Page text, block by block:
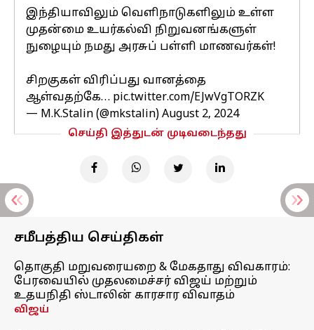
இந்தியாவிலும் வெளிநாடுகளிலும் உள்ள
முதன்மை உயர்கல்வி நிறுவனங்களுள்
நுழையும் நமது அரசுப் பள்ளி மாணவர்கள்!
சிறகுகள் விரிப்பது வானத்தை
ஆள்வதற்கே… pic.twitter.com/EJwVgTORZK
— M.K.Stalin (@mkstalin) August 2, 2024
செய்தி இத்துடன் முடிவடைந்தது
சமீபத்திய செய்திகள்
தொகுதி மறுவரையறை & மேகதாது விவகாரம்:
பேரவையில் முதலமைச்சர் விஜய் மற்றும்
உதயநிதி ஸ்டாலின் காரசார விவாதம்
விஜய்